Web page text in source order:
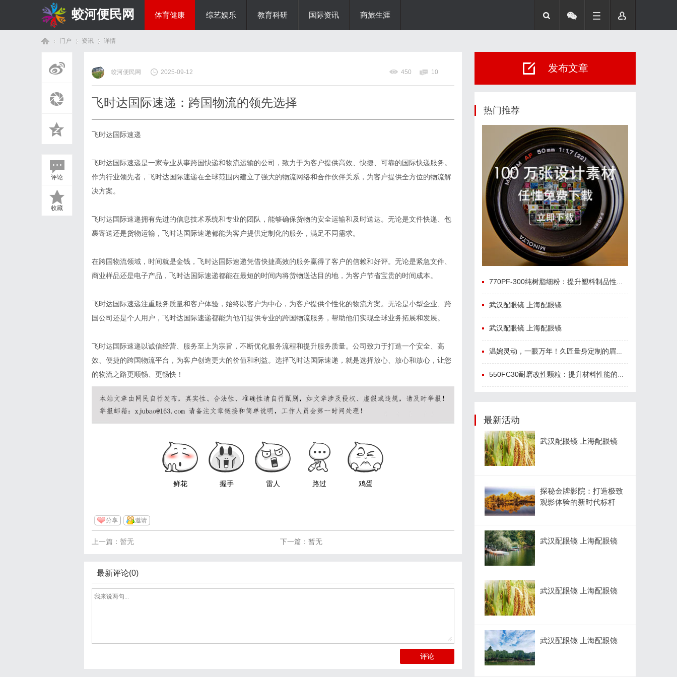
蛟河便民网 体育健康 综艺娱乐 教育科研 国际资讯 商旅生涯
门户 资讯
›
详情
评论
收藏
蛟河便民网 2025-09-12 450 10
飞时达国际速递：跨国物流的领先选择
飞时达国际速递
飞时达国际速递是一家专业从事跨国快递和物流运输的公司，致力于为客户提供高效、快捷、可靠的国际快递服务。
作为行业领先者，飞时达国际速递在全球范围内建立了强大的物流网络和合作伙伴关系，为客户提供全方位的物流解
决方案。
飞时达国际速递拥有先进的信息技术系统和专业的团队，能够确保货物的安全运输和及时送达。无论是文件快递、包
裹寄送还是货物运输，飞时达国际速递都能为客户提供定制化的服务，满足不同需求。
在跨国物流领域，时间就是金钱，飞时达国际速递凭借快捷高效的服务赢得了客户的信赖和好评。无论是紧急文件、
商业样品还是电子产品，飞时达国际速递都能在最短的时间内将货物送达目的地，为客户节省宝贵的时间成本。
飞时达国际速递注重服务质量和客户体验，始终以客户为中心，为客户提供个性化的物流方案。无论是小型企业、跨
国公司还是个人用户，飞时达国际速递都能为他们提供专业的跨国物流服务，帮助他们实现全球业务拓展和发展。
飞时达国际速递以诚信经营、服务至上为宗旨，不断优化服务流程和提升服务质量。公司致力于打造一个安全、高
效、便捷的跨国物流平台，为客户创造更大的价值和利益。选择飞时达国际速递，就是选择放心、放心和放心，让您
的物流之路更顺畅、更畅快！
鲜花 握手 雷人 路过 鸡蛋
分享 邀请
下一篇：暂无
上一篇：暂无
最新评论(0)
评论
发布文章
热门推荐
770PF-300纯树脂细粉：提升塑料制品性能的新选择
武汉配眼镜 上海配眼镜
武汉配眼镜 上海配眼镜
温婉灵动，一眼万年！久匠量身定制的眉眼唇，才是你整张脸的点睛之笔！淡颜系女生的气质加分项
550FC30耐磨改性颗粒：提升材料性能的新选择
最新活动
武汉配眼镜 上海配眼镜
探秘金牌影院：打造极致
观影体验的新时代标杆
武汉配眼镜 上海配眼镜
武汉配眼镜 上海配眼镜
武汉配眼镜 上海配眼镜